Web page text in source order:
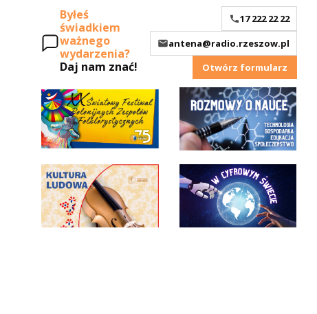
Byłeś
świadkiem
ważnego
wydarzenia?
Daj nam znać!
17 222 22 22
antena@radio.rzeszow.pl
Otwórz formularz